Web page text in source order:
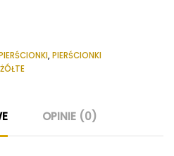
,PIERŚCIONKI
OPINIE (0)